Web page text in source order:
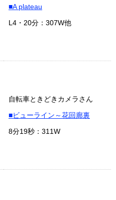
■A plateau
L4・20分：307W他
自転車ときどきカメラさん
■ビューライン～花回廊裏
8分19秒：311W